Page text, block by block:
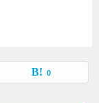
0